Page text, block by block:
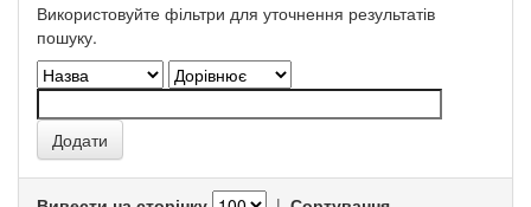
Використовуйте фільтри для уточнення результатів
пошуку.